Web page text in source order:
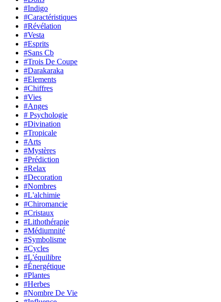
#Indigo
#Caractéristiques
#Révélation
#Vesta
#Esprits
#Sans Cb
#Trois De Coupe
#Darakaraka
#Elements
#Chiffres
#Vies
#Anges
# Psychologie
#Divination
#Tropicale
#Arts
#Mystères
#Prédiction
#Relax
#Decoration
#Nombres
#L'alchimie
#Chiromancie
#Cristaux
#Lithothérapie
#Médiumnité
#Symbolisme
#Cycles
#L'équilibre
#Énergétique
#Plantes
#Herbes
#Nombre De Vie